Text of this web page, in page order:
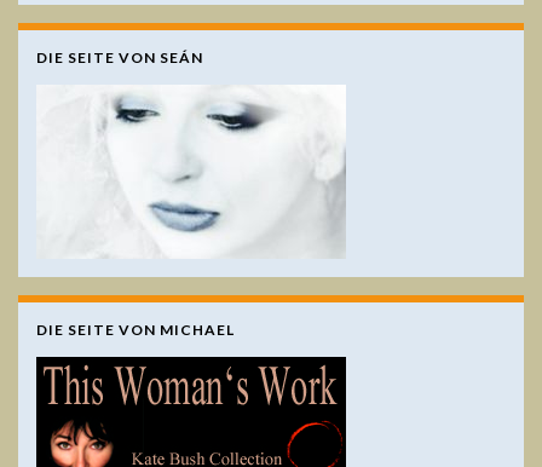
DIE SEITE VON SEÁN
DIE SEITE VON MICHAEL